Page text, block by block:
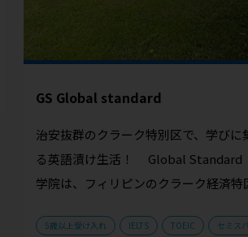
GS Global standard
治安抜群のクラーク特別区で、学びに
る英語漬け生活！ Global Standard
学院は、フィリピンのクラーク経済特
5歳以上受け入れ IELTS TOEIC セミス